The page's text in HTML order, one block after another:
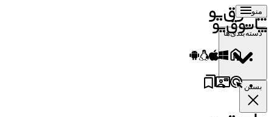
منو
دسته‌بندی‌ها
بستن